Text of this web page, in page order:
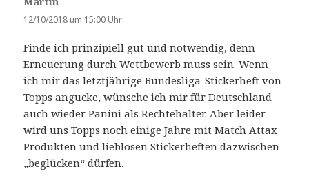
a
t
:
12/10/2018 um 15:00 Uhr
Finde ich prinzipiell gut und notwendig, denn
Erneuerung durch Wettbewerb muss sein. Wenn
ich mir das letztjährige Bundesliga-Stickerheft von
Topps angucke, wünsche ich mir für Deutschland
auch wieder Panini als Rechtehalter. Aber leider
wird uns Topps noch einige Jahre mit Match Attax
Produkten und lieblosen Stickerheften dazwischen
„beglücken“ dürfen.